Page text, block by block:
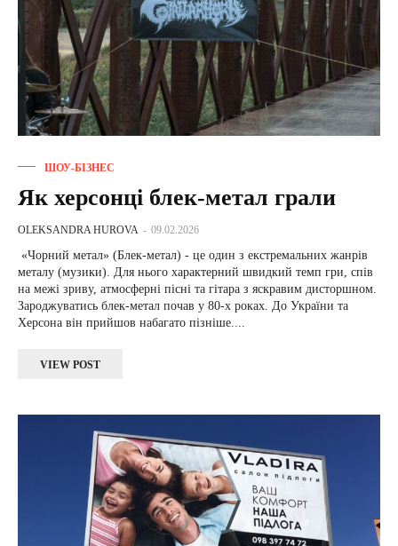
ШОУ-БІЗНЕС
Як херсонці блек-метал грали
OLEKSANDRA HUROVA - 09.02.2026
«Чорний метал» (Блек-метал) - це один з екстремальних жанрів
металу (музики). Для нього характерний швидкий темп гри, спів
на межі зриву, атмосферні пісні та гітара з яскравим дисторшном.
Зароджуватись блек-метал почав у 80-х роках. До України та
Херсона він прийшов набагато пізніше....
VIEW POST